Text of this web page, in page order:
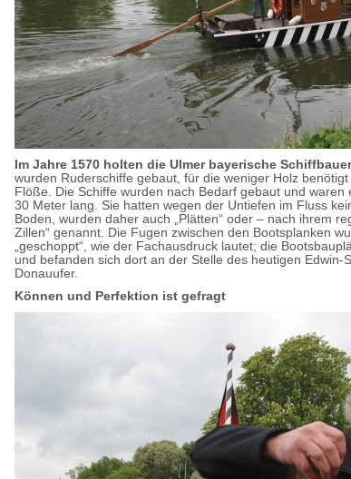
Im Jahre 1570 holten die Ulmer bayerische
wurden Ruderschiffe gebaut, für die weniger Holz
Flöße. Die Schiffe wurden nach Bedarf gebaut und
30 Meter lang. Sie hatten wegen der Untiefen im Fluss
Boden, wurden daher auch „Plätten“ oder – nach ihrem
Zillen“ genannt. Die Fugen zwischen den Bootsplanken
„geschoppt“, wie der Fachausdruck lautet; die
und befanden sich dort an der Stelle des heutigen Edwin-
Donauufer.
Können und Perfektion ist gefragt